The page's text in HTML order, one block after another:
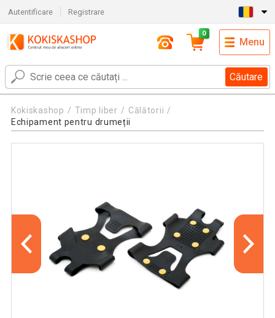
Autentificare Registrare
Căutare
0
Menu
Kokiskashop Timp liber
Călătorii
Echipament pentru drumeții